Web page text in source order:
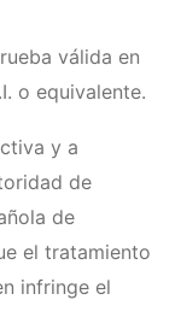
válida en
o equivalente.
y a
de
de
el tratamiento
infringe el